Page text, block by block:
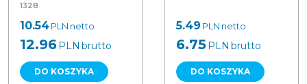
1328
10.54PLN netto
12.96PLN brutto
DO KOSZYKA
5.49 PLN netto
6.75PLN brutto
DO KOSZYKA